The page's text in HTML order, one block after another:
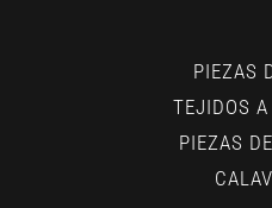
PIEZAS
TEJIDOS
PIEZAS